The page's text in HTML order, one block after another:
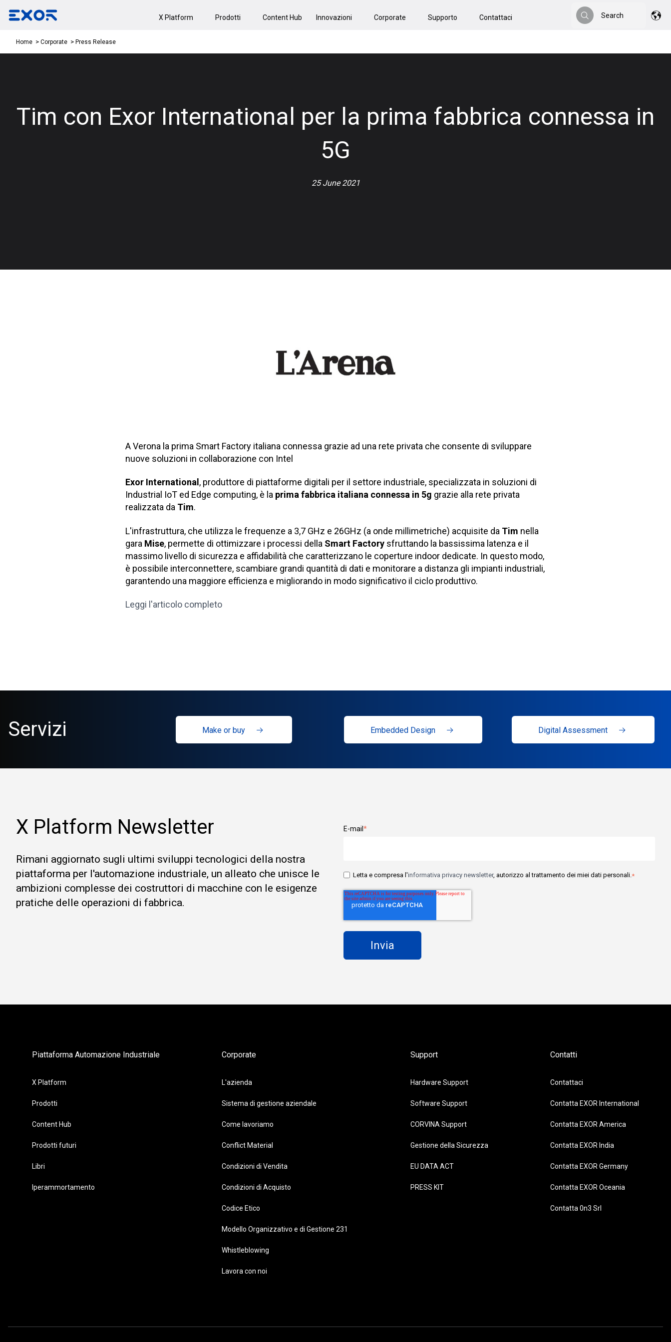
X Platform Prodotti Content Hub Innovazioni Corporate Supporto Contattaci
Search
Search
Home Corporate Press Release
Tim con Exor International per la prima fabbrica connessa in
5G
25 June 2021
A Verona la prima Smart Factory italiana connessa grazie ad una rete privata che consente di sviluppare
nuove soluzioni in collaborazione con Intel
Exor International , produttore di piattaforme digitali per il settore industriale, specializzata in soluzioni di
Industrial IoT ed Edge computing, è la prima fabbrica italiana connessa in 5g grazie alla rete privata
realizzata da Tim.
L'infrastruttura, che utilizza le frequenze a 3,7 GHz e 26GHz (a onde millimetriche) acquisite da Tim nella
gara Mise, permette di ottimizzare i processi della Smart Factory sfruttando la bassissima latenza e il
massimo livello di sicurezza e affidabilità che caratterizzano le coperture indoor dedicate. In questo modo,
è possibile interconnettere, scambiare grandi quantità di dati e monitorare a distanza gli impianti industriali,
garantendo una maggiore efficienza e migliorando in modo significativo il ciclo produttivo.
Leggi l'articolo completo
Servizi Make or buy Embedded Design Digital Assessment
X Platform Newsletter
Rimani aggiornato sugli ultimi sviluppi tecnologici della nostra
piattaforma per l'automazione industriale, un alleato che unisce le
ambizioni complesse dei costruttori di macchine con le esigenze
pratiche delle operazioni di fabbrica.
E-mail*
Letta e compresa l'informativa privacy newsletter, autorizzo al trattamento dei miei dati personali.*
Piattaforma Automazione Industriale
X Platform
Prodotti
Content Hub
Prodotti futuri
Libri
Iperammortamento
Corporate
L'azienda
Sistema di gestione aziendale
Come lavoriamo
Conflict Material
Condizioni di Vendita
Condizioni di Acquisto
Codice Etico
Modello Organizzativo e di Gestione 231
Whistleblowing
Lavora con noi
Support
Hardware Support
Software Support
CORVINA Support
Gestione della Sicurezza
EU DATA ACT
PRESS KIT
Contatti
Contattaci
Contatta EXOR International
Contatta EXOR America
Contatta EXOR India
Contatta EXOR Germany
Contatta EXOR Oceania
Contatta 0n3 Srl